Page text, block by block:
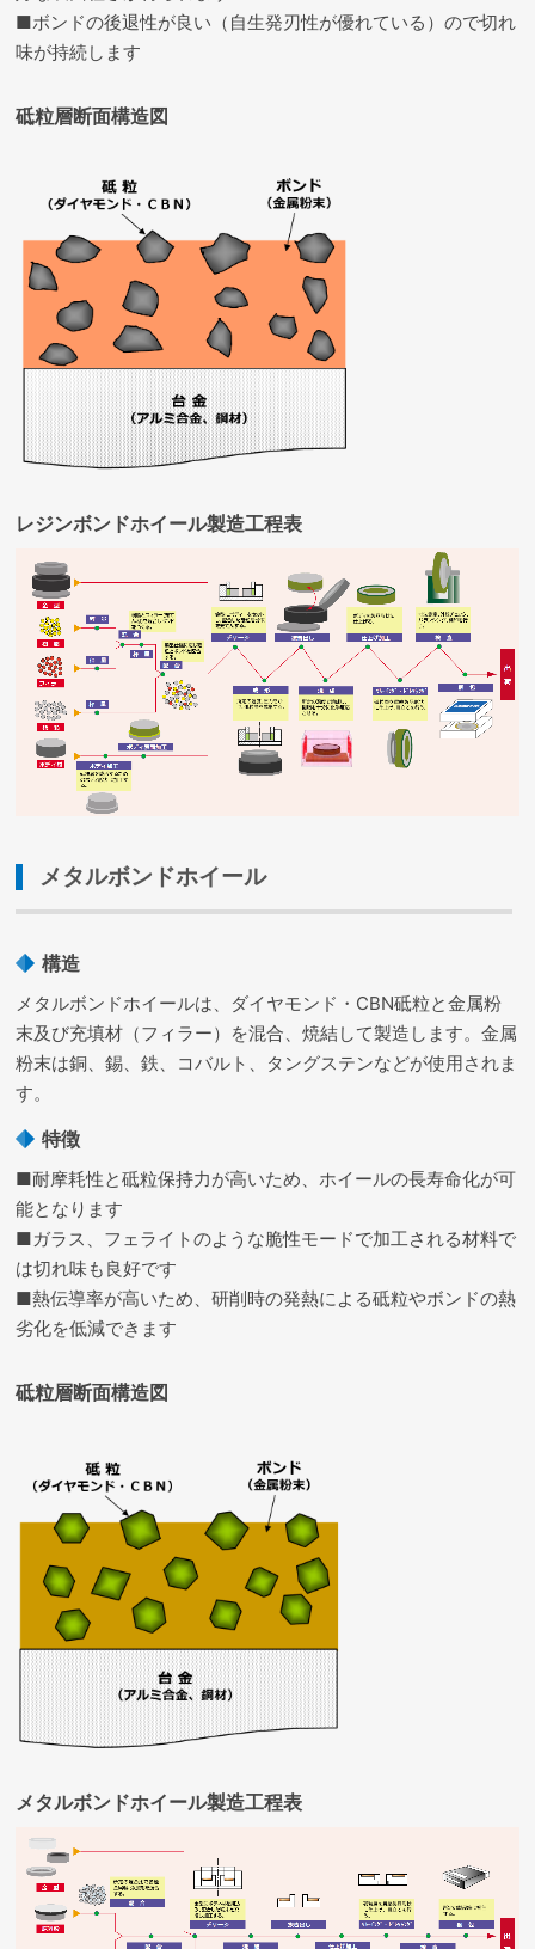
■ボンドの後退性が良い（自生発刃性が優れている）ので切れ
味が持続します
砥粒層断面構造図
レジンボンドホイール製造工程表
メタルボンドホイール
構造
メタルボンドホイールは、ダイヤモンド・CBN砥粒と金属粉
末及び充填材（フィラー）を混合、焼結して製造します。金属
粉末は銅、錫、鉄、コバルト、タングステンなどが使用されま
す。
特徴
■耐摩耗性と砥粒保持力が高いため、ホイールの長寿命化が可
能となります
■ガラス、フェライトのような脆性モードで加工される材料で
は切れ味も良好です
■熱伝導率が高いため、研削時の発熱による砥粒やボンドの熱
劣化を低減できます
砥粒層断面構造図
メタルボンドホイール製造工程表